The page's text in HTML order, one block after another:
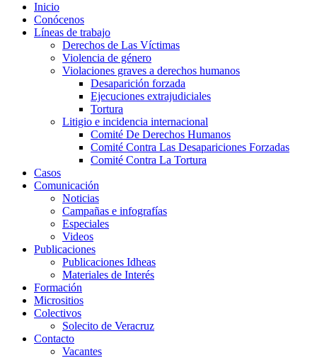
Inicio
Conócenos
Líneas de trabajo
Derechos de Las Víctimas
Violencia de género
Violaciones graves a derechos humanos
Desaparición forzada​
Ejecuciones extrajudiciales
Tortura
Litigio e incidencia internacional
Comité De Derechos Humanos​
Comité Contra Las Desapariciones Forzadas
Comité Contra La Tortura​
Casos
Comunicación
Noticias
Campañas e infografías
Especiales
Videos
Publicaciones
Publicaciones Idheas
Materiales de Interés
Formación
Micrositios
Colectivos
Solecito de Veracruz
Contacto
Vacantes